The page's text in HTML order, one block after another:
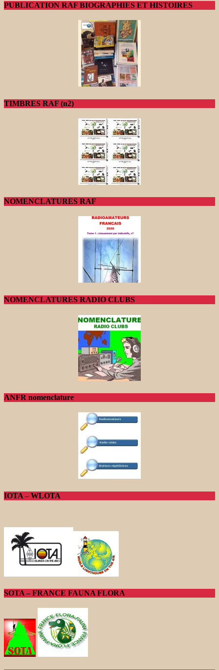
PUBLICATION RAF BIOGRAPHIES ET HISTOIRES
TIMBRES RAF (n2)
NOMENCLATURES RAF
NOMENCLATURES RADIO CLUBS
ANFR nomenclature
IOTA – WLOTA
SOTA – FRANCE FAUNA FLORA